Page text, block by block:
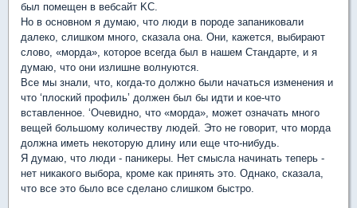
был помещен в вебсайт KC.
Но в основном я думаю, что люди в породе запаниковали
далеко, слишком много, сказала она. Они, кажется, выбирают
слово, «морда», которое всегда был в нашем Стандарте, и я
думаю, что они излишне волнуются.
Все мы знали, что, когда-то должно были начаться изменения и
что ‘плоский профиль’ должен был бы идти и кое-что
вставленное. ‘Очевидно, что «морда», может означать много
вещей большому количеству людей. Это не говорит, что морда
должна иметь некоторую длину или еще что-нибудь.
Я думаю, что люди - паникеры. Нет смысла начинать теперь -
нет никакого выбора, кроме как принять это. Однако, сказала,
что все это было все сделано слишком быстро.